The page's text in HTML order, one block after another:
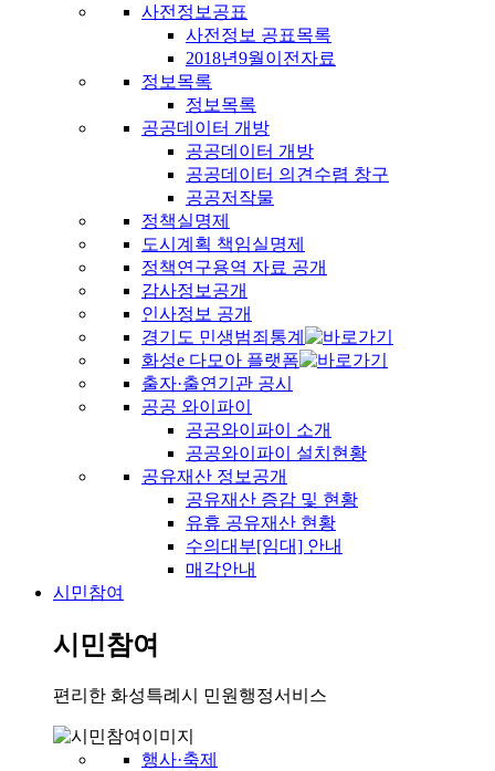
사전정보공표
사전정보 공표목록
2018년9월이전자료
정보목록
정보목록
공공데이터 개방
공공데이터 개방
공공데이터 의견수렴 창구
공공저작물
정책실명제
도시계획 책임실명제
정책연구용역 자료 공개
감사정보공개
인사정보 공개
경기도 민생범죄통계
화성e 다모아 플랫폼
출자·출연기관 공시
공공 와이파이
공공와이파이 소개
공공와이파이 설치현황
공유재산 정보공개
공유재산 증감 및 현황
유휴 공유재산 현황
수의대부[임대] 안내
매각안내
시민참여
시민참여
편리한 화성특례시 민원행정서비스
행사·축제